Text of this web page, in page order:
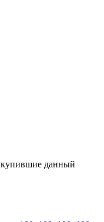
купившие данный